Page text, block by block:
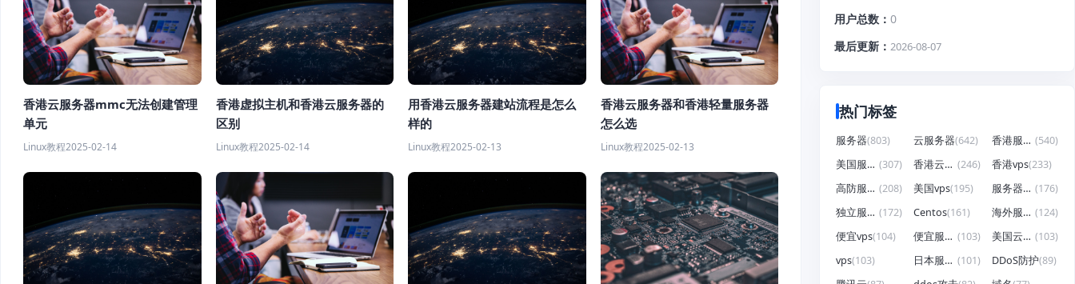
香港云服务器mmc无法创建管理
单元
Linux教程2025-02-14
香港虚拟主机和香港云服务器的
区别
Linux教程2025-02-14
用香港云服务器建站流程是怎么
样的
Linux教程2025-02-13
香港云服务器和香港轻量服务器
怎么选
Linux教程2025-02-13
用户总数
0
最后更新
2026-08-07
热门标签
服务器(803) 云服务器(642) 香港服务器 (540)
美国服务器 (307) 香港云服务器 (246) 香港vps(233)
高防服务器 (208) 美国vps(195) 服务器租用 (176)
独立服务器 (172) Centos(161) 海外服务器 (124)
便宜vps(104) 便宜服务器 (103) 美国云服务器 (103)
vps(103) 日本服务器 (101) DDoS防护(89)